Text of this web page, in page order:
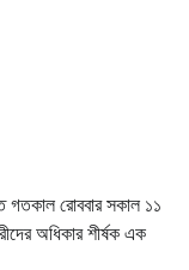
গতকাল রোববার সকাল ১১
অধিকার শীর্ষক এক